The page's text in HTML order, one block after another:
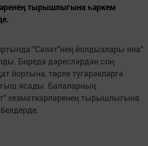
тырышлыгына һәркем
"Сәләт"нең йолдызлары яна"
Биредә дәресләрдән соң
йортына, төрле түгәрәкләргә
ясады. Балаларның
хезмәткәрләренең тырышлыгына